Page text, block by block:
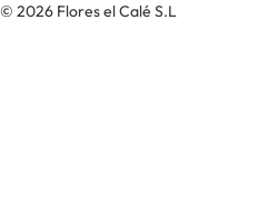
© 2026 Flores el Calé S.L